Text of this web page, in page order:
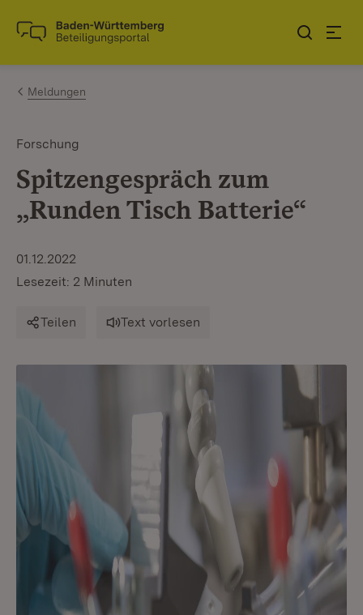
Zum Inhalt springen
Link zur Startseite
Meldungen
Forschung
Spitzengespräch zum
„Runden Tisch Batterie“
01.12.2022
Lesezeit: 2 Minuten
Teilen Text vorlesen